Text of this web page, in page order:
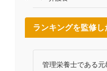
ランキングを監修
管理栄養士である